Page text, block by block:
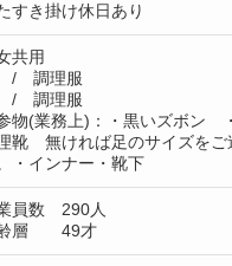
すき掛け休日あり
共用
/ 調理服
/ 調理服
物(業務上)：・黒いズボン
靴 無ければ足のサイズをご
・インナー・靴下
員数 290人
層 49才